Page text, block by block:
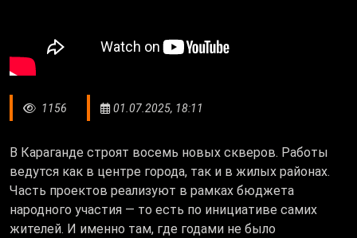
1156 01.07.2025, 18:11
В Караганде строят восемь новых скверов. Работы
ведутся как в центре города, так и в жилых районах.
Часть проектов реализуют в рамках бюджета
народного участия — то есть по инициативе самих
жителей. И именно там, где годами не было